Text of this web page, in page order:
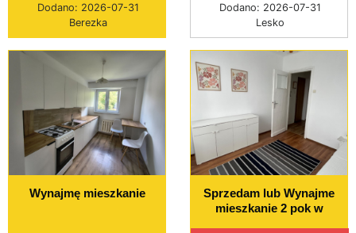
Dodano: 2026-07-31
Berezka
Dodano: 2026-07-31
Lesko
Wynajmę mieszkanie
Sprzedam lub Wynajme
mieszkanie 2 pok w